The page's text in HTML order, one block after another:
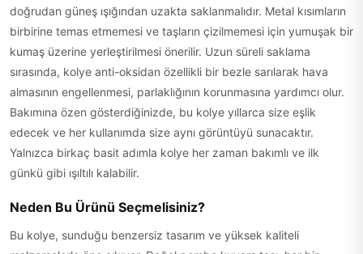
doğrudan güneş ışığından uzakta saklanmalıdır. Metal kısımların
birbirine temas etmemesi ve taşların çizilmemesi için yumuşak bir
kumaş üzerine yerleştirilmesi önerilir. Uzun süreli saklama
sırasında, kolye anti-oksidan özellikli bir bezle sarılarak hava
almasının engellenmesi, parlaklığının korunmasına yardımcı olur.
Bakımına özen gösterdiğinizde, bu kolye yıllarca size eşlik
edecek ve her kullanımda size aynı görüntüyü sunacaktır.
Yalnızca birkaç basit adımla kolye her zaman bakımlı ve ilk
günkü gibi ışıltılı kalabilir.
Neden Bu Ürünü Seçmelisiniz?
Bu kolye, sunduğu benzersiz tasarım ve yüksek kaliteli